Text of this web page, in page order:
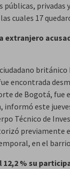
públicas,
cuales 17
extranjero
encontrada
de Bogotá, fue
este
Técnico de
previamente
en el
12,2 % su